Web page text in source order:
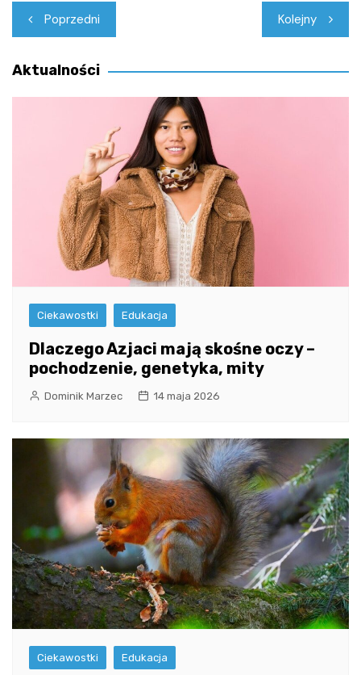
Nawigacja
wpisu
Poprzedni Kolejny
Aktualności
Ciekawostki Edukacja
Dlaczego Azjaci mają skośne oczy –
pochodzenie, genetyka, mity
Dominik Marzec 14 maja 2026
Ciekawostki Edukacja